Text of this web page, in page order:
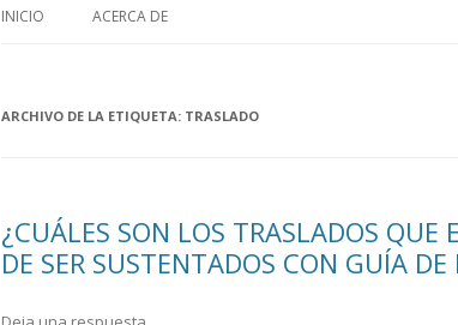
INICIO ACERCA DE
ARCHIVO DE LA ETIQUETA: TRASLADO
¿CUÁLES SON LOS TRASLADOS QUE
DE SER SUSTENTADOS CON GUÍA DE